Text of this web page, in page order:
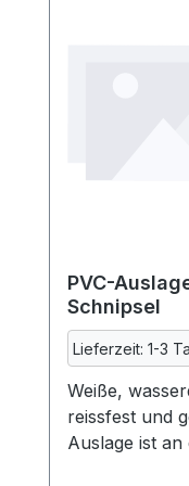
PVC-
Schnipsel
Lieferzeit: 1-3
Weiße,
reissfest und
Auslage ist